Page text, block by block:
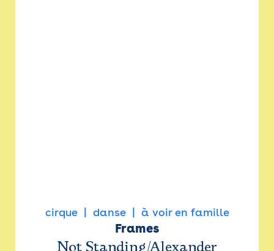
cirque danse à voir en famille
Frames
Not Standing/Alexander